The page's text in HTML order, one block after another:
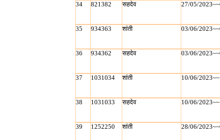
34 821382 सहदेव 27/05/
35 934363 शांती 03/06/
36 934362 सहदेव 03/06/
37 1031034 शांती 10/06/
38 1031033 सहदेव 10/06/
39 1252250 शांती 28/06/